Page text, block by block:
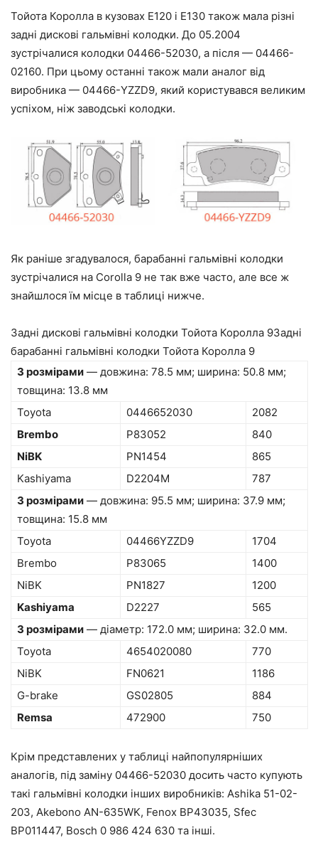
Тойота Королла в кузовах E120 і E130 також мала різні
задні дискові гальмівні колодки. До 05.2004
зустрічалися колодки 04466-52030, а після — 04466-
02160. При цьому останні також мали аналог від
виробника — 04466-YZZD9, який користувався великим
успіхом, ніж заводські колодки.
Як раніше згадувалося, барабанні гальмівні колодки
зустрічалися на Corolla 9 не так вже часто, але все ж
знайшлося їм місце в таблиці нижче.
Задні дискові гальмівні колодки Тойота Королла 9Задні
барабанні гальмівні колодки Тойота Королла 9
З розмірами — довжина: 78.5 мм; ширина: 50.8 мм;
товщина: 13.8 мм
Toyota
0446652030
2082
Brembo
P83052
840
NiBK
PN1454
865
Kashiyama
D2204M
787
З розмірами — довжина: 95.5 мм; ширина: 37.9 мм;
товщина: 15.8 мм
Toyota
04466YZZD9
1704
Brembo
P83065
1400
NiBK
PN1827
1200
Kashiyama
D2227
565
З розмірами — діаметр: 172.0 мм; ширина: 32.0 мм.
Toyota
4654020080
770
NiBK
FN0621
1186
G-brake
GS02805
884
Remsa
472900 750
Крім представлених у таблиці найпопулярніших
аналогів, під заміну 04466-52030 досить часто купують
такі гальмівні колодки інших виробників: Ashika 51-02-
203, Akebono AN-635WK, Fenox BP43035, Sfec
BP011447, Bosch 0 986 424 630 та інші.